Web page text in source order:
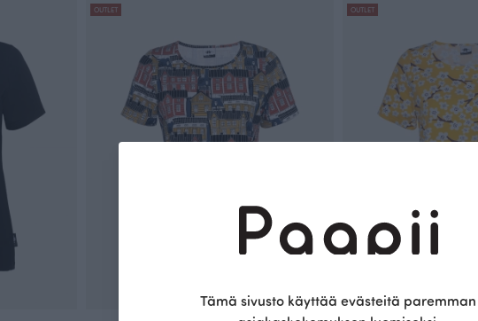
OUTLET OUTLET
Tämä sivusto käyttää evästeitä paremman